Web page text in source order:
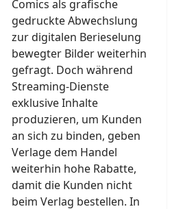
Comics als grafische
gedruckte Abwechslung
zur digitalen Berieselung
bewegter Bilder weiterhin
gefragt. Doch während
Streaming-Dienste
exklusive Inhalte
produzieren, um Kunden
an sich zu binden, geben
Verlage dem Handel
weiterhin hohe Rabatte,
damit die Kunden nicht
beim Verlag bestellen. In